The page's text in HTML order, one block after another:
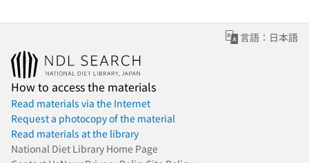
言語：日本語
How to access the materials
Read materials via the Internet
Request a photocopy of the material
Read materials at the library
National Diet Library Home Page